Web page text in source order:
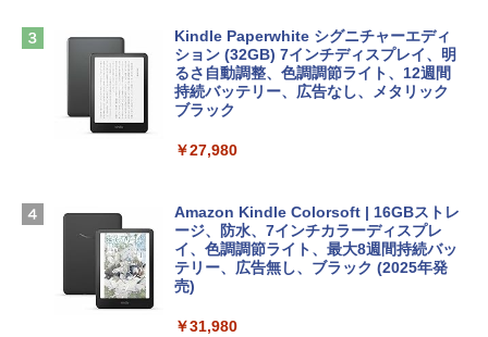
Apple 2026 MacBook Air M5チップ搭載
13インチノートブック：AIとApple Intell
igence、13.6インチLiquid Retinaディ
スプレイ、16GBユニファイドメモリ、1
TB SSDストレージ、12MPセンターフレ
D - シルバー
【Amazon.co.jp限定】 HP ノートパソコ
ン 15-fd 15.6インチ 16GBメモリ 512GB
SSD インテル Core 5
￥129,800
4(最新 永続版)|オンラインコード版|Wind
ows11、10/mac対応|PC2台
￥39,582
Robloxギフトカード - 2,000 Robux 【限
ラインコード版
￥3,200
ト): Java & Bedrock Edition | オンライ
にもKindle出版にも！ 非エンジニアのた
めのAIコーディング入門シリーズ
￥99
1冊ですべて身につくHTML & CSSとWe
￥1,292
FM TOWNS ハイパー・カタログ: 本体ハ
ェクトリストと最新エミュレータ紹介
Kindle Paperwhite シグニチャーエディ
ション (32GB) 7インチディスプレイ、明
るさ自動調整、色調調節ライト、12週間
持続バッテリー、広告なし、メタリック
ブラック
￥27,980
Amazon Kindle Colorsoft | 16GBストレ
ージ、防水、7インチカラーディスプレ
イ、色調調節ライト、最大8週間持続バッ
テリー、広告無し、ブラック (2025年発
売)
￥31,980